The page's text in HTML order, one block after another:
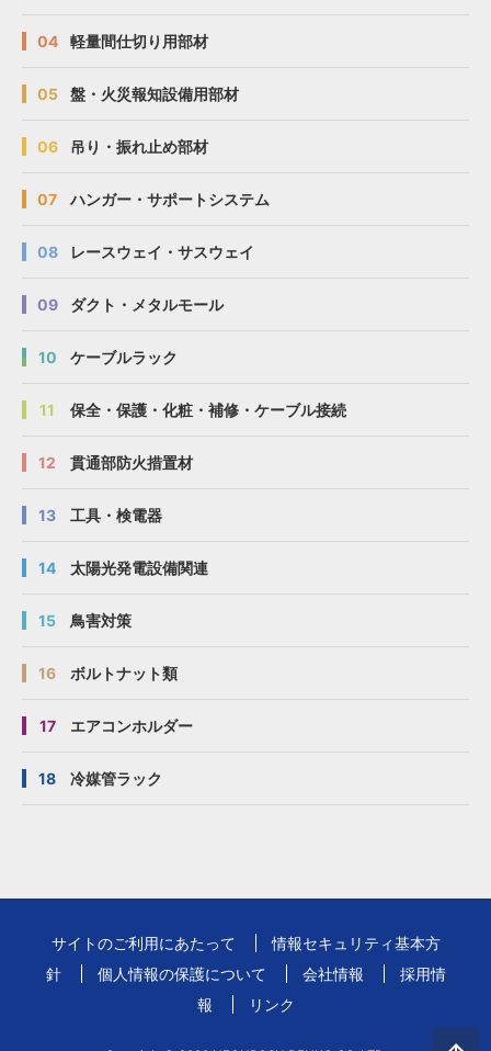
04 軽量間仕切り用部材
05 盤・火災報知設備用部材
06 吊り・振れ止め部材
07 ハンガー・サポートシステム
08 レースウェイ・サスウェイ
09 ダクト・メタルモール
10 ケーブルラック
11 保全・保護・化粧・補修・ケーブル接続
12 貫通部防火措置材
13 工具・検電器
14 太陽光発電設備関連
15 鳥害対策
16 ボルトナット類
17 エアコンホルダー
18 冷媒管ラック
サイトのご利用にあたって
情報セキュリティ基本方
針
個人情報の保護について 会社情報
採用情
報
リンク